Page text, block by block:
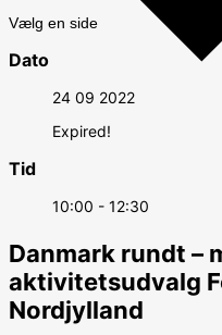
Vælg en side
Dato
24 09 2022
Expired!
Tid
10:00 - 12:30
Danmark rundt –
aktivitetsudvalg
Nordjylland